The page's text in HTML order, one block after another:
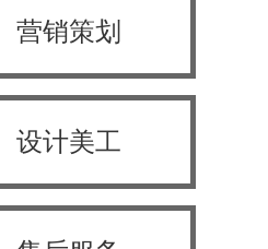
营销策划
设计美工